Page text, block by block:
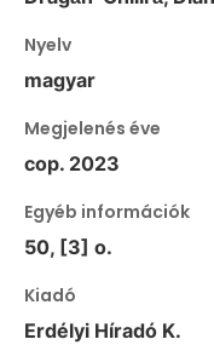
Nyelv
magyar
Megjelenés éve
cop. 2023
Egyéb információk
50, [3] o.
Kiadó
Erdélyi Híradó K.